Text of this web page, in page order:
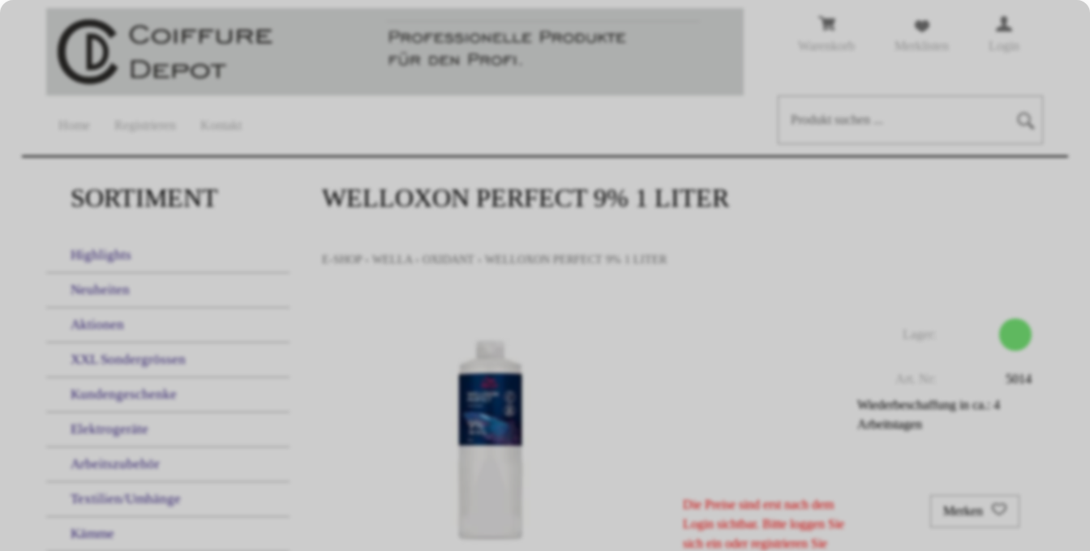
SORTIMENT
Highlights
Neuheiten
Aktionen
XXL Sondergrössen
Kundengeschenke
Elektrogeräte
Arbeitszubehör
Textilien/Umhänge
Kämme
WELLOXON PERFECT 9% 1 LITER
E-SHOP WELLA WELLOXON PERFECT 9% 1 LITER
5014
Wiederbeschaffung in ca.: 4
Arbeitstagen
Die Preise sind erst nach dem
Login sichtbar. Bitte loggen Sie
sich ein oder registrieren Sie
Merken